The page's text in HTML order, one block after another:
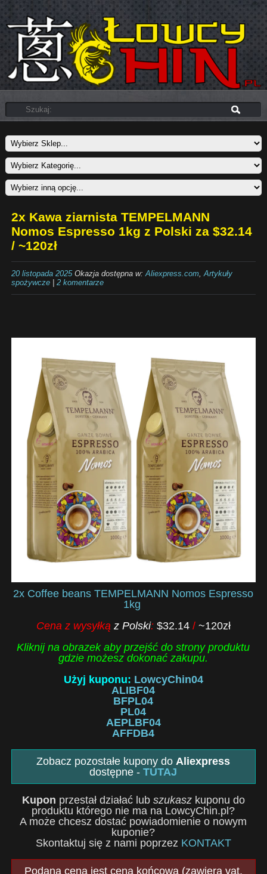
2x Kawa ziarnista TEMPELMANN
Nomos Espresso 1kg z Polski za $32.14
/ ~120zł
20 listopada 2025Okazja dostępna w:Aliexpress.com,Artykuły
spożywcze| 2 komentarze
2x Coffee beans TEMPELMANN Nomos Espresso
1kg
Cena z wysyłkąz Polski: $32.14 / ~120zł
Kliknij na obrazek aby przejść do strony produktu
gdzie możesz dokonać zakupu.
Użyj kuponu: LowcyChin04
ALIBF04
BFPL04
PL04
AEPLBF04
AFFDB4
Zobacz pozostałe kupony doAliexpress
dostępne -TUTAJ
Kupon przestał działać lub szukaszkuponu do
produktu którego nie ma na LowcyChin.pl?
A może chcesz dostać powiadomienie o nowym
kuponie?
Skontaktuj się z nami poprzez KONTAKT
Podana cena jest ceną końcową (zawiera vat,